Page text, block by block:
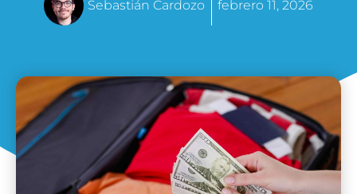
Sebastián Cardozo febrero 11, 2026